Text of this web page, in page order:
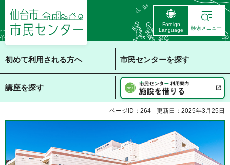
仙台市 市民センタ
ー
Foreign
Language
検索メニュー
初めて利用される方へ 市民センターを探す
講座を探す
ページID：264 更新日：2025年3月25日